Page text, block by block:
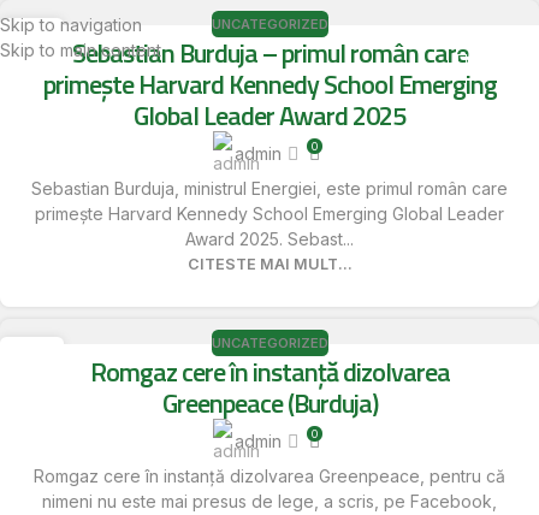
Skip to navigation
Skip to main content
17
MAI
UNCATEGORIZED
Sebastian Burduja – primul român care
primește Harvard Kennedy School Emerging
Global Leader Award 2025
admin 0
Sebastian Burduja, ministrul Energiei, este primul român care
primește Harvard Kennedy School Emerging Global Leader
Award 2025. Sebast...
CITESTE MAI MULT...
UNCATEGORIZED
Romgaz cere în instanță dizolvarea
Greenpeace (Burduja)
admin 0
Romgaz cere în instanță dizolvarea Greenpeace, pentru că
nimeni nu este mai presus de lege, a scris, pe Facebook,